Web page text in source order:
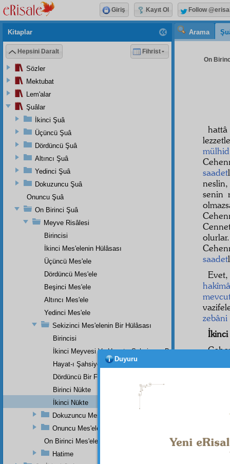
Arama
On
mülhid
saadet
senin
saadet
zebâni
İkinci
vücud
hem
Kitaplar
Hepsini Daralt Fihrist
Sözler
Mektubat
Lem'alar
Şuâlar
İkinci Şuâ
Üçüncü Şuâ
Dördüncü Şuâ
Altıncı Şuâ
Yedinci Şuâ
Dokuzuncu Şuâ
Onuncu Şuâ
On Birinci Şuâ
Meyve Risâlesi
Birincisi
İkinci Mes'elenin Hülâsası
Üçüncü Mes'ele
Dördüncü Mes'ele
Beşinci Mes'ele
Altıncı Mes'ele
Yedinci Mes'ele
Sekizinci Mes'elenin Bir Hülâsası
Birincisi
İkinci Meyvesi Ve Hayat-ı Şahsiyeye Bakan Bir Faydası
Hayat-ı Şahsiyeye Ait Üçüncü Bir Faydası
Dördüncü Bir Faydası Ki, İnsanın Hayat-ı İçtimaiyesine
Birinci Nükte
İkinci Nükte
Dokuzuncu Mesele
Onuncu Mes'ele
On Birinci Mes'ele
Hatime
Giriş Kayıt Ol Follow
Duyuru